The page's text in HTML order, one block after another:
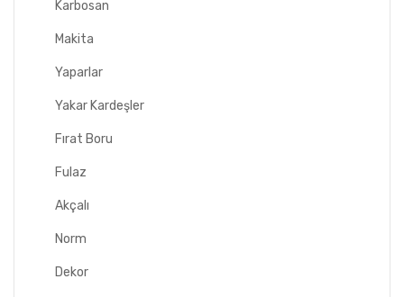
Karbosan
Makita
Yaparlar
Yakar Kardeşler
Fırat Boru
Fulaz
Akçalı
Norm
Dekor